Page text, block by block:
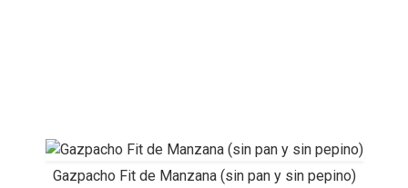
Gazpacho Fit de Manzana (sin pan y sin pepino)